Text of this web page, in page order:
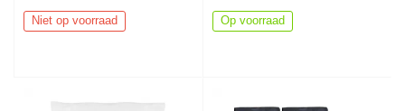
Niet op voorraad Op voorraad